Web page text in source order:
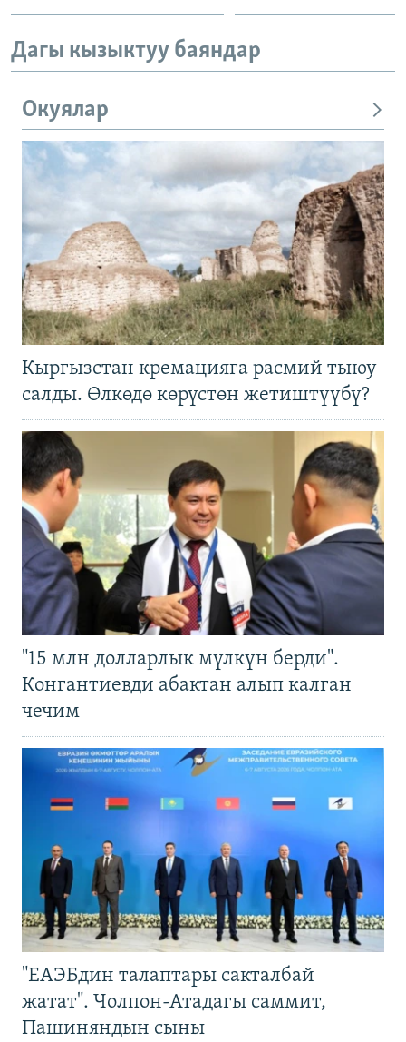
Дагы кызыктуу баяндар
Окуялар
Кыргызстан кремацияга расмий тыюу
салды. Өлкөдө көрүстөн жетиштүүбү?
"15 млн долларлык мүлкүн берди".
Конгантиевди абактан алып калган
чечим
"ЕАЭБдин талаптары сакталбай
жатат". Чолпон-Атадагы саммит,
Пашиняндын сыны